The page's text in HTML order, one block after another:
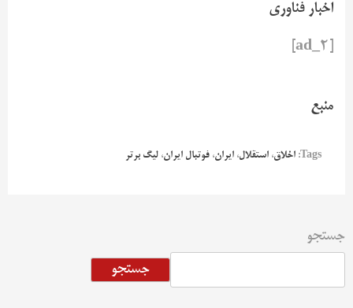
اخبار فناوری
منبع
Tags: اخلاق، استقلال، ایران، فوتبال ایران، لیگ برتر
جستجو
جستجو